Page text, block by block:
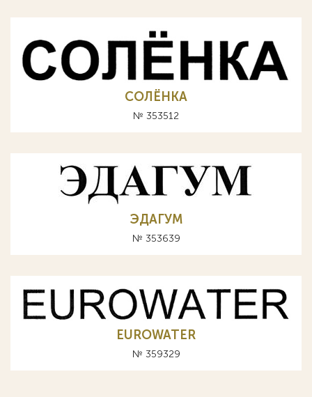
СОЛЁНКА
№ 353512
ЭДАГУМ
№ 353639
EUROWATER
№ 359329